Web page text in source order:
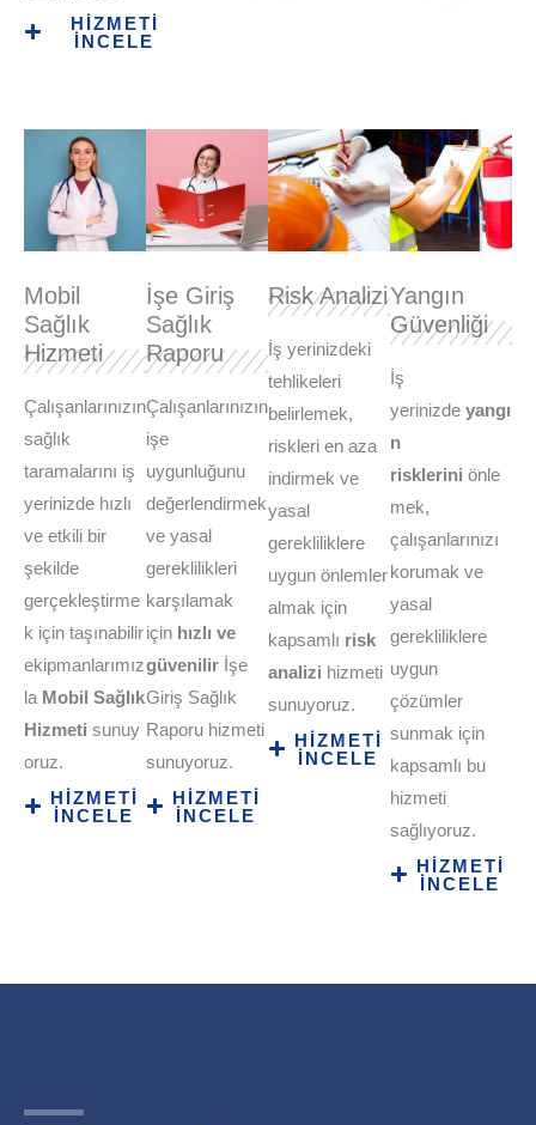
HİZMETİ
İNCELE
Mobil
Sağlık
Hizmeti
Çalışanlarınızın
sağlık
taramalarını iş
yerinizde hızlı
ve etkili bir
şekilde
gerçekleştirme
k için taşınabilir
ekipmanlarımız
la Mobil Sağlık
Hizmeti sunuy
oruz.
HİZMETİ
İNCELE
İşe Giriş
Sağlık
Raporu
Çalışanlarınızın
işe
uygunluğunu
değerlendirmek
ve yasal
gereklilikleri
karşılamak
için hızlı ve
güvenilir İşe
Giriş Sağlık
Raporu hizmeti
sunuyoruz.
HİZMETİ
İNCELE
Risk Analizi
İş yerinizdeki
tehlikeleri
belirlemek,
riskleri en aza
indirmek ve
yasal
gerekliliklere
uygun önlemler
almak için
kapsamlı risk
analizi hizmeti
sunuyoruz.
HİZMETİ
İNCELE
Yangın
Güvenliği
İş
yerinizde yangı
n
risklerini önle
mek,
çalışanlarınızı
korumak ve
yasal
gerekliliklere
uygun
çözümler
sunmak için
kapsamlı bu
hizmeti
sağlıyoruz.
HİZMETİ
İNCELE